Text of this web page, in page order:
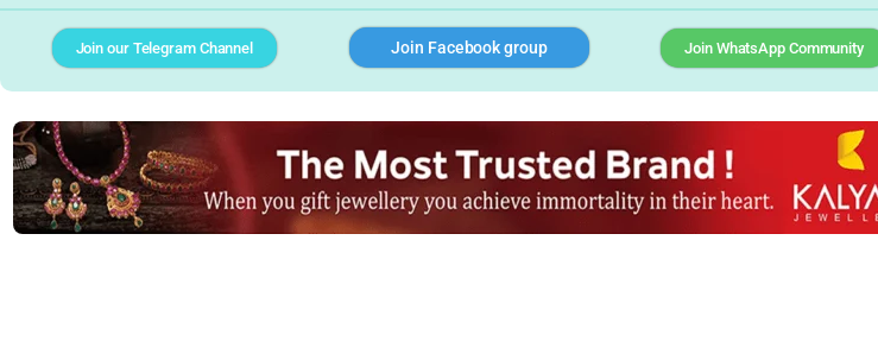
Join our Telegram Channel Join Facebook group Join WhatsApp Community